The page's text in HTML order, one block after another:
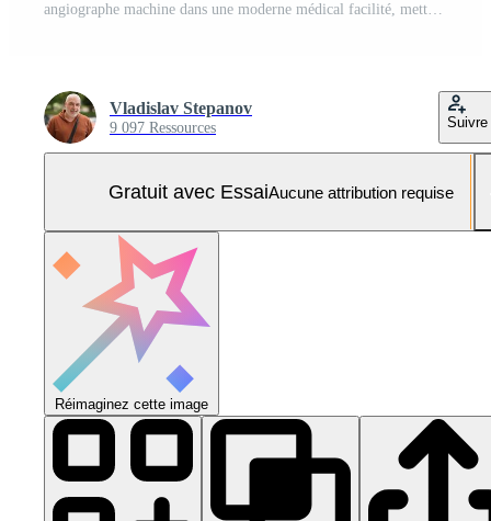
angiographe machine dans une moderne médical facilité, mettant en valeur Avancée La technologie et conception, avec stérile environnement et clinique éclairage, soulignant soins de santé innovation et patient se soucier Photo Pro
Vladislav Stepanov
9 097 Ressources Suivre
Gratuit avec EssaiAucune attribution requise
Réimaginez cette image